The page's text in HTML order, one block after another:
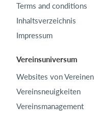
Terms and conditions
Inhaltsverzeichnis
Impressum
Vereinsuniversum
Websites von Vereinen
Vereinsneuigkeiten
Vereinsmanagement